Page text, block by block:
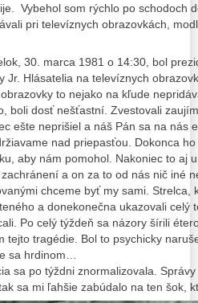
Vybehol som rýchlo po schodoch
pri televíznych obrazovkách,
30. marca 1981 o 14:30, bol
Jr. Hlásatelia na televíznych
to nejako na kľude
boli dosť nešťastní. Zvestovali
ešte neprišiel a náš Pán sa na nás
nad priepasťou. Dokonca
aby nám pomohol. Nakoniec to aj
a on za to od nás nič iné
chceme byť my sami. Strelca,
a donekonečna ukazovali celý
Po celý týždeň sa názory šírili
tejto tragédie. Bol to psychicky
sa hrdinom…
sa po týždni znormalizovala.
sa mi ľahšie zabúdalo na ten šok,